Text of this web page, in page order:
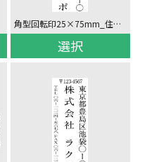
角型回転印25×75mm_住所/社名_タテ
選択